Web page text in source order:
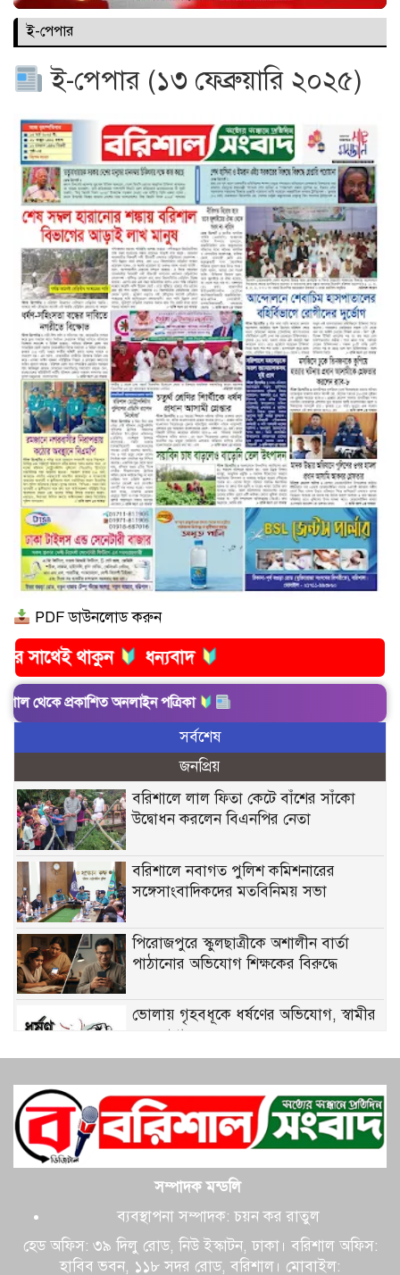
ই-পেপার
ই-পেপার (১৩ ফেব্রুয়ারি ২০২৫)
PDF ডাউনলোড করুন
ধন্যবাদ
অনলাইন পত্রিকা
সর্বশেষ
জনপ্রিয়
বরিশালে লাল ফিতা কেটে বাঁশের সাঁকো
উদ্বোধন করলেন বিএনপির নেতা
বরিশালে নবাগত পুলিশ কমিশনারের
সঙ্গেসাংবাদিকদের মতবিনিময় সভা
পিরোজপুরে স্কুলছাত্রীকে অশালীন বার্তা
পাঠানোর অভিযোগ শিক্ষকের বিরুদ্ধে
ভোলায় গৃহবধূকে ধর্ষণের অভিযোগ, স্বামীর
বন্ধু গ্রেপ্তার
বরিশালে লঞ্চ-জাহাজের মুখোমুখি সংঘর্ষ,
অল্পের জন্য রক্ষা দেড় শতাধিক যাত্রী
গৌরনদীতে মোটরসাইকেলের নিয়ন্ত্রণ হারিয়ে
চালক নিহত
টানা বর্ষণে খানাখন্দে বেহাল ঢাকা-বরিশাল
মহাসড়ক
সম্পাদক মন্ডলি
ব্যবস্থাপনা সম্পাদক: চয়ন কর রাতুল
হেড অফিস: ৩৯ দিলু রোড, নিউ ইস্কাটন, ঢাকা। বরিশাল অফিস:
হাবিব ভবন, ১১৮ সদর রোড, বরিশাল। মোবাইল: